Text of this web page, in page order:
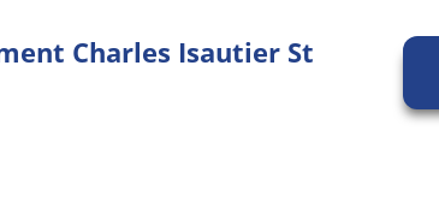
Charles Isautier St